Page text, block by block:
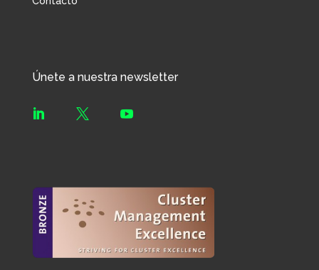
Únete a nuestra newsletter
  